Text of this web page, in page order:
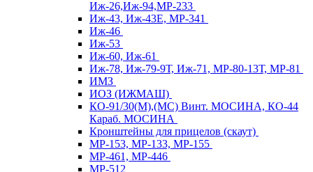
Иж-26,Иж-94,МР-233
Иж-43, Иж-43Е, МР-341
Иж-46
Иж-53
Иж-60, Иж-61
Иж-78, Иж-79-9Т, Иж-71, МР-80-13Т, МР-81
ИМЗ
ИОЗ (ИЖМАШ)
КО-91/30(М),(МС) Винт. МОСИНА, КО-44
Караб. МОСИНА
Кронштейны для прицелов (скаут)
МР-153, МР-133, МР-155
МР-461, МР-446
МР-512